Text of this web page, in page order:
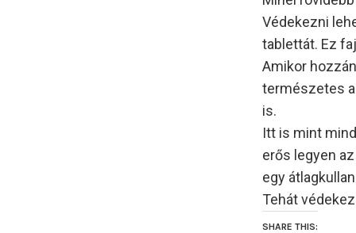
Védekezni
tablettát. Ez
Amikor
természetes
is.
Itt is mint
erős legyen
egy
Tehát
SHARE THIS: